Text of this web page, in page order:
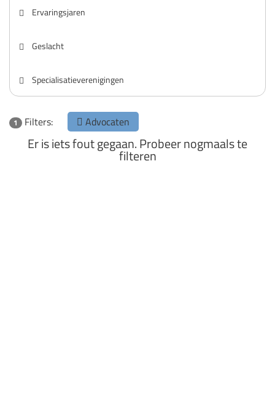
Ervaringsjaren
Geslacht
Specialisatieverenigingen
1 Filters: Advocaten
Er is iets fout gegaan. Probeer nogmaals te
filteren